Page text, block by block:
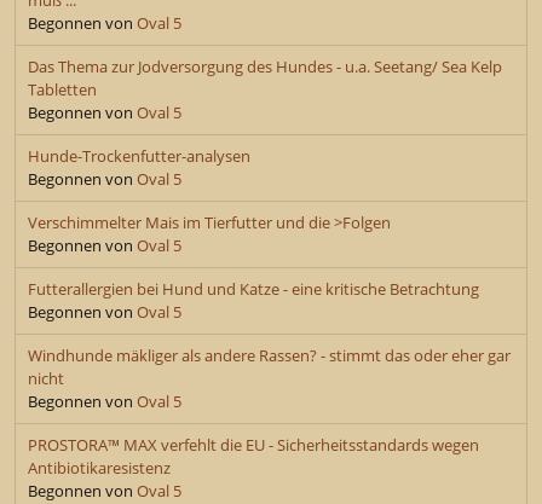
Begonnen von Oval 5
Das Thema zur Jodversorgung des Hundes - u.a. Seetang/ Sea Kelp
Tabletten
Begonnen von Oval 5
Hunde-Trockenfutter-analysen
Begonnen von Oval 5
Verschimmelter Mais im Tierfutter und die >Folgen
Begonnen von Oval 5
Futterallergien bei Hund und Katze - eine kritische Betrachtung
Begonnen von Oval 5
Windhunde mäkliger als andere Rassen? - stimmt das oder eher gar
nicht
Begonnen von Oval 5
PROSTORA™ MAX verfehlt die EU - Sicherheitsstandards wegen
Antibiotikaresistenz
Begonnen von Oval 5